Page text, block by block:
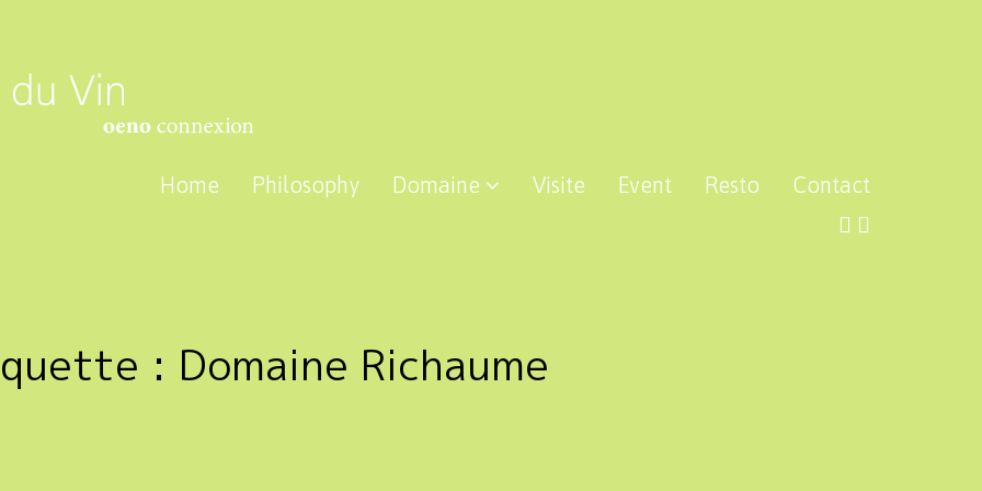
Home Philosophy Domaine Visite Event Resto Contact
: Domaine Richaume